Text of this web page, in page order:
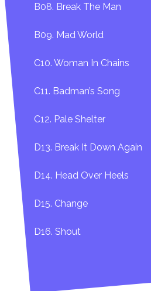
B08. Break The Man
B09. Mad World
C10. Woman In Chains
C11. Badman’s Song
C12. Pale Shelter
D13. Break It Down Again
D14. Head Over Heels
D15. Change
D16. Shout